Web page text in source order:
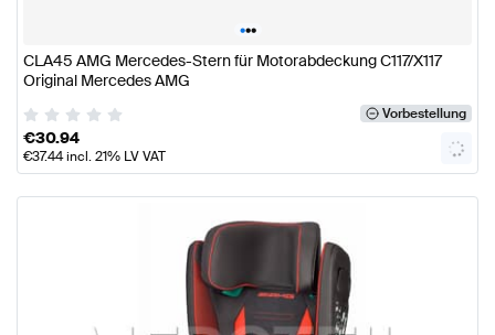
•••
CLA45 AMG Mercedes-Stern für Motorabdeckung C117/X117
Original Mercedes AMG
Vorbestellung
€30.94
€37.44incl. 21% LV VAT